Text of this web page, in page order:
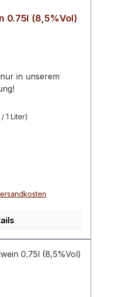
0.75l (8,5%Vol)
in unserem
/ 1 Liter)